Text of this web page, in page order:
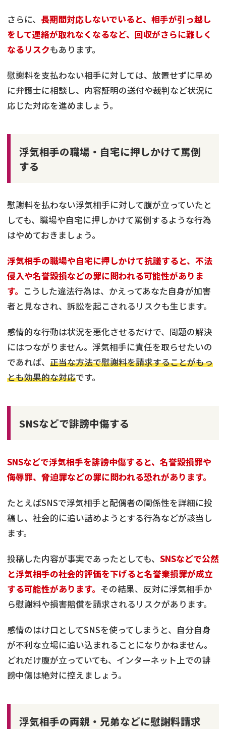
さらに、 長期間対応しないでいると、相手が引っ越し
をして連絡が取れなくなるなど、回収がさらに難しく
なるリスクもあります。
慰謝料を支払わない相手に対しては、放置せずに早め
に弁護士に相談し、内容証明の送付や裁判など状況に
応じた対応を進めましょう。
浮気相手の職場・自宅に押しかけて罵倒
する
慰謝料を払わない浮気相手に対して腹が立っていたと
しても、職場や自宅に押しかけて罵倒するような行為
はやめておきましょう。
浮気相手の職場や自宅に押しかけて抗議すると、不法
侵入や名誉毀損などの罪に問われる可能性がありま
す。 こうした違法行為は、かえってあなた自身が加害
者と見なされ、訴訟を起こされるリスクも生じます。
感情的な行動は状況を悪化させるだけで、問題の解決
にはつながりません。浮気相手に責任を取らせたいの
であれば、 正当な方法で慰謝料を請求することがもっ
とも効果的な対応です。
SNSなどで誹謗中傷する
SNSなどで浮気相手を誹謗中傷すると、名誉毀損罪や
侮辱罪、脅迫罪などの罪に問われる恐れがあります。
たとえばSNSで浮気相手と配偶者の関係性を詳細に投
稿し、社会的に追い詰めようとする行為などが該当し
ます。
投稿した内容が事実であったとしても、 SNSなどで公然
と浮気相手の社会的評価を下げると名誉棄損罪が成立
する可能性があります。 その結果、反対に浮気相手か
ら慰謝料や損害賠償を請求されるリスクがあります。
感情のはけ口としてSNSを使ってしまうと、自分自身
が不利な立場に追い込まれることになりかねません。
どれだけ腹が立っていても、インターネット上での誹
謗中傷は絶対に控えましょう。
浮気相手の両親・兄弟などに慰謝料請求